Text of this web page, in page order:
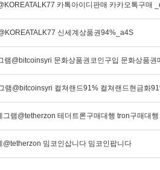
카톡아이디판매 카카오톡구매
신세계상품권94%_a4S
램@bitcoinsyri 문화상품권코인구입 문화상품권
램@bitcoinsyri 컬쳐랜드91% 컬쳐랜드현금화
그램@tetherzon 테더트론구매대행 tron구매대행
@tetherzon 밈코인삽니다 밈코인팝니다